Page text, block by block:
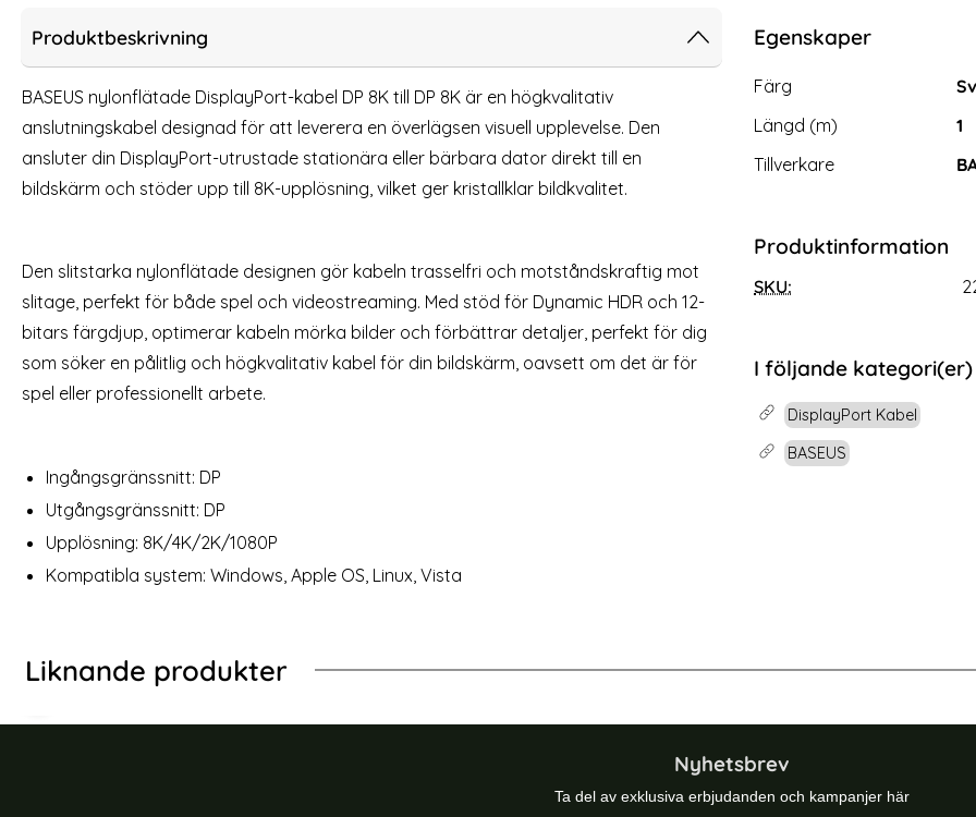
5m, 8K Stöd Svart
10.5 Fodral 360° Rotation (Röd)
Art. nr 1167
rea pris
189 kr tidigare pris
239 kr
Plånboksfodral/Magnet Skal - Röd
Art. nr 1113
rea pris
199 kr
Snart slutsåld!
Köp
iPhone X/Xs - DG.MING Plånboksfodral/Magnet Skal - Röd
Baseus 2-PACK Magnetisk
Tillgänglighet:
Lagervara
Baseus 2-PACK
Produktbeskrivning
BASEUS nylonflätade DisplayPort-kabel DP 8K till DP 8K är en högkvalitativ
anslutningskabel designad för att leverera en överlägsen visuell upplevelse. Den
ansluter din DisplayPort-utrustade stationära eller bärbara dator direkt till en
bildskärm och stöder upp till 8K-upplösning, vilket ger kristallklar bildkvalitet.
Den slitstarka nylonflätade designen gör kabeln trasselfri och motståndskraftig mot
slitage, perfekt för både spel och videostreaming. Med stöd för Dynamic HDR och 12-
bitars färgdjup, optimerar kabeln mörka bilder och förbättrar detaljer, perfekt för dig
som söker en pålitlig och högkvalitativ kabel för din bildskärm, oavsett om det är för
spel eller professionellt arbete.
Ingångsgränssnitt: DP
Utgångsgränssnitt: DP
Upplösning: 8K/4K/2K/1080P
Kompatibla system: Windows, Apple OS, Linux, Vista
Egenskaper
Egenskaper/attribut för
Attribut
Färg
Längd (m)
1
Tillverkare
Produktinformation
SKU:
I följande kategori(er)
DisplayPort Kabel
BASEUS
Liknande produkter
Baseus DP DisplayPort Hane Kabel 2m, 8K Stöd SvartBaseus DP DisplayPort Hane Kabel
Nyhetsbrev
Ta del av exklusiva erbjudanden och kampanjer här